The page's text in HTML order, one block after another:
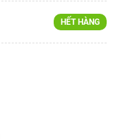
HẾT HÀNG